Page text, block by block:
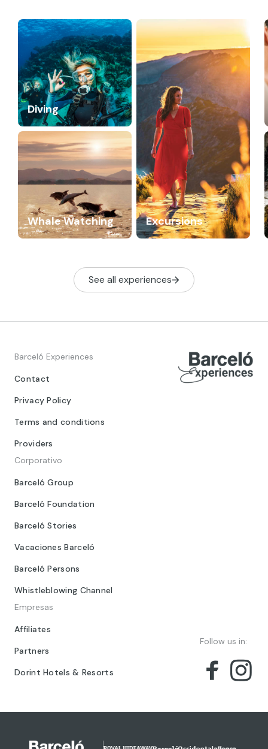
Diving
Excursions
Whale Watching
See all experiences
Barceló Experiences
Contact
Privacy Policy
Terms and conditions
Providers
Corporativo
Barceló Group
Barceló Foundation
Barceló Stories
Vacaciones Barceló
Barceló Persons
Whistleblowing Channel
Empresas
Affiliates
Partners
Dorint Hotels & Resorts
Follow us in: